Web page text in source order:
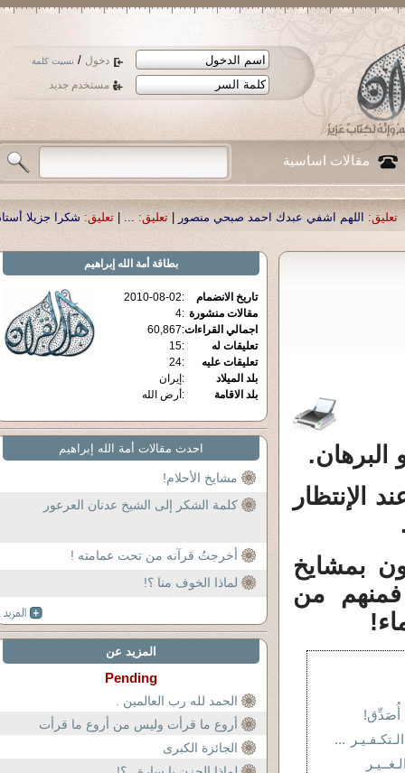
دخول / نسيت كلمة
مستخدم جديد
مقالات اساسية
احمد صبحي منصور|تعليق: ...
|تعليق: شكرا جزيلا أستاذ حمد الحمد .أكرمكم
البرهان.
الإنتظار
بمشايخ
فمنهم من
أُصَدِّق!
...
بطاقة أمة الله إبراهيم
تاريخ الانضمام :
2010-08-02
مقالات منشورة :
4
اجمالي القراءات:
60,867
تعليقات له
:
15
تعليقات عليه
:
24
بلد الميلاد
: إيران
بلد الاقامة
: أرض الله
احدث مقالات أمة الله إبراهيم
مشايخ الأحلام!
كلمة الشكر إلى الشيخ عدنان العرعور
أخرجتُ قرآنه من تحت عمامته !
لماذا الخوف منا ؟!
المزيد عن
Pending
الحمد لله رب العالمين .
أروع ما قرأت وليس من أروع ما قرأت
الجائزة الكبرى